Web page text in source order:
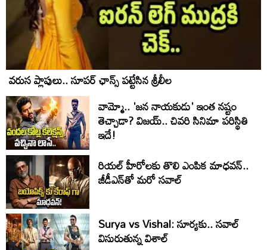
వరుస ప్లాపులు.. సూపర్ ఛాన్స్ పట్టేసిన శ్రీలీల
వామ్మో.. 'జ‌న నాయ‌కుడు' ఇంత నష్టం
తెచ్చాడా? విజయ్.. చివరి సినిమా పరిస్థితి
ఇదే!
రియల్ హీరోలకు తొలి ఎంపిక మాధవన్..
జీడీఎన్‌తో మరో సవాల్
Surya vs Vishal: సూర్యకు.. సవాల్
విసురుతున్న విశాల్